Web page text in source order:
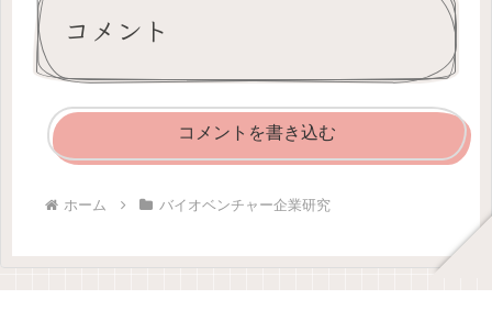
コメント
コメントを書き込む
ホーム バイオベンチャー企業研究